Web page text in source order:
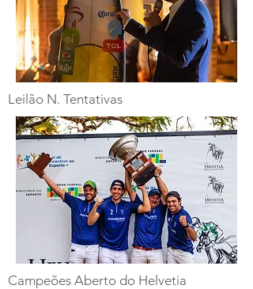
Leilão N. Tentativas
Campeões Aberto do Helvetia